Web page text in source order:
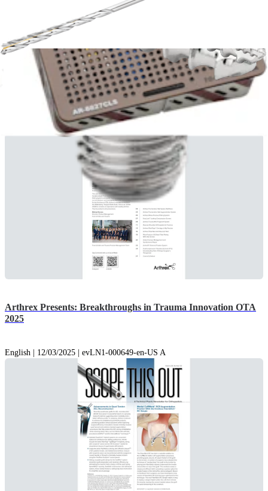
510K Arthrex Compression Screws
English | 08/18/2021 | K201132 A
Ver Más 510Ks
arrow_drop_down
Boletines para cirujanos (6)
Arthrex Presents: Breakthroughs in Trauma Innovation OTA
2025
English | 12/03/2025 | evLN1-000649-en-US A